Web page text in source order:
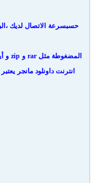
المضغوطة مثل rar و zip و أيضا مقاطع الفيديو و ملفات الفلاش swf و مختلف اونواع البرامج برنامج
انترنت داونلود مانجر